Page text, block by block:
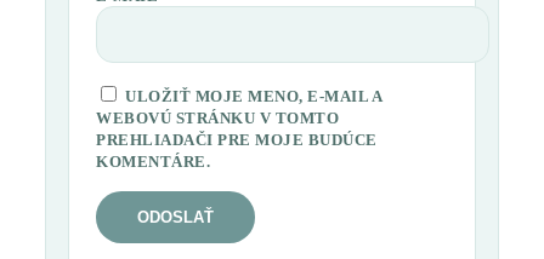
ULOŽIŤ MOJE MENO, E-MAIL A
WEBOVÚ STRÁNKU V TOMTO
PREHLIADAČI PRE MOJE BUDÚCE
KOMENTÁRE.